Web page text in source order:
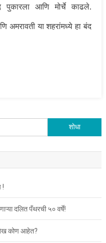
पुकारला आणि मोर्चे काढले.
अमरावती या शहरांमध्ये हा बंद
!
दलित पँथरची ५० वर्षे!
कोण आहेत?